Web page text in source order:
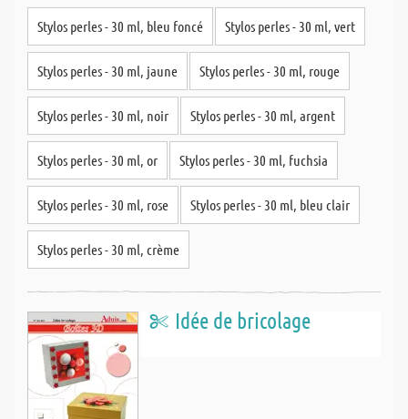
Stylos perles - 30 ml, bleu foncé Stylos perles - 30 ml, vert
Stylos perles - 30 ml, jaune Stylos perles - 30 ml, rouge
Stylos perles - 30 ml, noir Stylos perles - 30 ml, argent
Stylos perles - 30 ml, or Stylos perles - 30 ml, fuchsia
Stylos perles - 30 ml, rose Stylos perles - 30 ml, bleu clair
Stylos perles - 30 ml, crème
Idée de bricolage